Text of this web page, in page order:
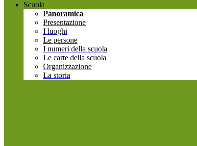
Scuola
Panoramica
Presentazione
I luoghi
Le persone
I numeri della scuola
Le carte della scuola
Organizzazione
La storia